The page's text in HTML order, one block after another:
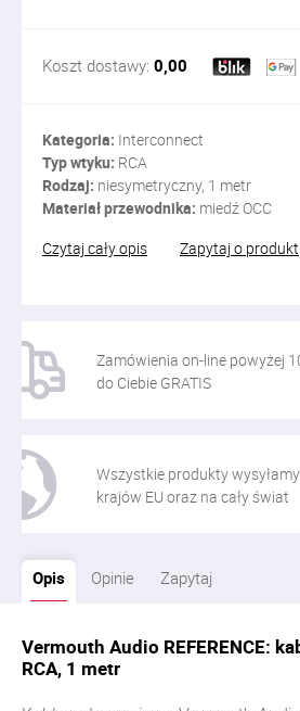
Koszt dostawy: 0,00
Kategoria: Interconnect
Typ wtyku: RCA
Rodzaj: niesymetryczny, 1 metr
Materiał przewodnika: miedź OCC
Czytaj cały opis
Zapytaj o produkt
Zamówienia on-line powyżej
do Ciebie GRATIS
Wszystkie produkty
krajów EU oraz na cały świat
Opis Opinie Zapytaj
Vermouth Audio REFERENCE:
RCA, 1 metr